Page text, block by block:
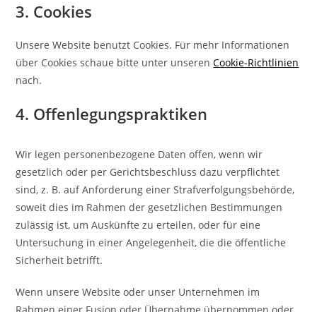
3. Cookies
Unsere Website benutzt Cookies. Für mehr Informationen
über Cookies schaue bitte unter unserenCookie-Richtlinien
nach.
4. Offenlegungspraktiken
Wir legen personenbezogene Daten offen, wenn wir
gesetzlich oder per Gerichtsbeschluss dazu verpflichtet
sind, z. B. auf Anforderung einer Strafverfolgungsbehörde,
soweit dies im Rahmen der gesetzlichen Bestimmungen
zulässig ist, um Auskünfte zu erteilen, oder für eine
Untersuchung in einer Angelegenheit, die die öffentliche
Sicherheit betrifft.
Wenn unsere Website oder unser Unternehmen im